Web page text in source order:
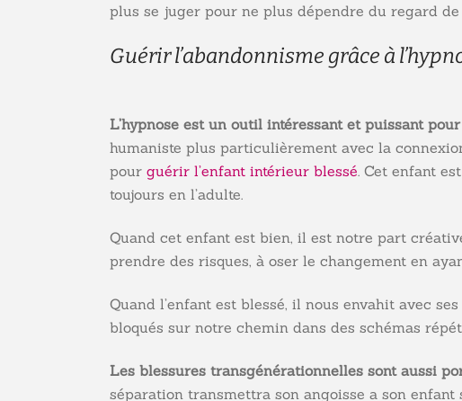
plus se juger pour ne plus dépendre du regard de
Guérir l’abandonnisme grâce à
L’hypnose est un outil intéressant et puissant
humaniste plus particulièrement avec la
pour guérir l’enfant intérieur blessé. Cet enfant
toujours en l’adulte.
Quand cet enfant est bien, il est notre part
prendre des risques, à oser le changement en
Quand l’enfant est blessé, il nous envahit avec
bloqués sur notre chemin dans des schémas
Les blessures transgénérationnelles sont aussi
séparation transmettra son angoisse a son